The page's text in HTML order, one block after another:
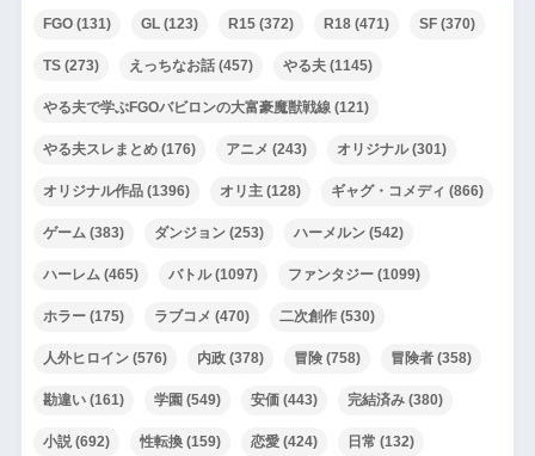
FGO(131) GL(123) R15(372) R18(471) SF(370)
TS(273) えっちなお話(457) やる夫(1145)
やる夫で学ぶFGOバビロンの大富豪魔獣戦線(121)
やる夫スレまとめ(176) アニメ (243) オリジナル(301)
オリジナル作品(1396) オリ主(128) ギャグ・コメディ (866)
ゲーム (383) ダンジョン(253) ハーメルン(542)
ハーレム (465) バトル(1097) ファンタジー(1099)
ホラー(175) ラブコメ (470) 二次創作(530)
人外ヒロイン(576) 内政(378) 冒険(758) 冒険者(358)
勘違い(161) 学園 (549) 安価(443) 完結済み(380)
小説(692) 性転換(159) 恋愛(424) 日常 (132)